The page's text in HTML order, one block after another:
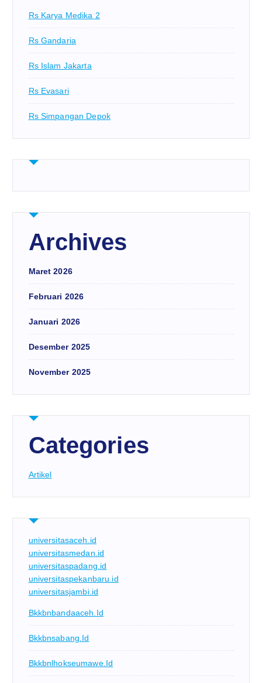
Rs Karya Medika 2
Rs Gandaria
Rs Islam Jakarta
Rs Evasari
Rs Simpangan Depok
Archives
Maret 2026
Februari 2026
Januari 2026
Desember 2025
November 2025
Categories
Artikel
universitasaceh.id
universitasmedan.id
universitaspadang.id
universitaspekanbaru.id
universitasjambi.id
Bkkbnbandaaceh.id
Bkkbnsabang.id
Bkkbnlhokseumawe.id